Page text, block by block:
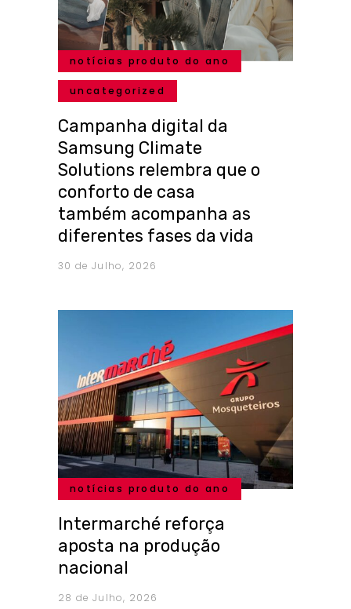
notícias produto do ano
uncategorized
Campanha digital da
Samsung Climate
Solutions relembra que o
conforto de casa
também acompanha as
diferentes fases da vida
30 de Julho, 2026
notícias produto do ano
Intermarché reforça
aposta na produção
nacional
28 de Julho, 2026